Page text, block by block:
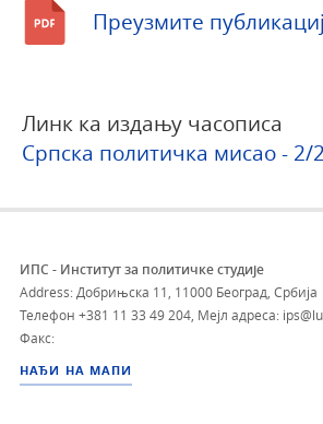
Преузмите
Линк ка издању часописа
Српска политичка мисао - 2/
ИПС - Институт за политичке студије
Address: Добрињска 11, 11000 Београд, Србија
Телефон +381 11 33 49 204, Мејл адреса:
Факс:
НАЂИ НА МАПИ